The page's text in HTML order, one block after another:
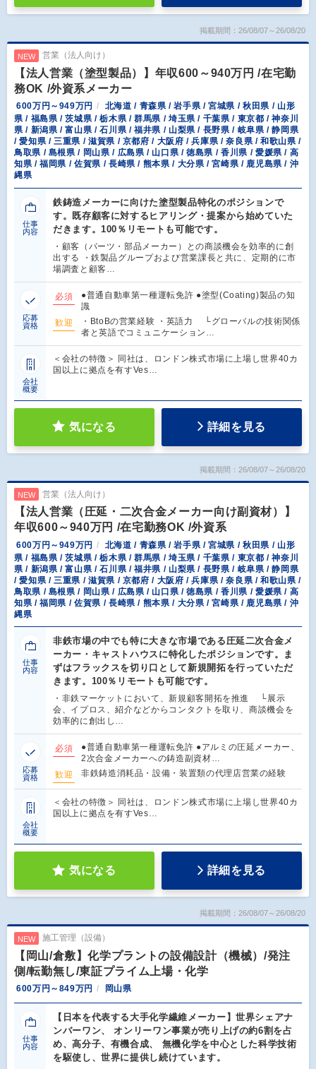
掲載期間：26/08/07～26/08/20
NEW 営業（法人向け）
【法人営業（塗型製品）】年収600～940万円 /在宅勤
務OK /外資系メーカー
600万円～949万円
北海道 / 青森県 / 岩手県 / 宮城県 / 秋田県 / 山形
県 / 福島県 / 茨城県 / 栃木県 / 群馬県 / 埼玉県 / 千葉県 / 東京都 / 神奈川
県 / 新潟県 / 富山県 / 石川県 / 福井県 / 山梨県 / 長野県 / 岐阜県 / 静岡県
/ 愛知県 / 三重県 / 滋賀県 / 京都府 / 大阪府 / 兵庫県 / 奈良県 / 和歌山県 /
鳥取県 / 島根県 / 岡山県 / 広島県 / 山口県 / 徳島県 / 香川県 / 愛媛県 / 高
知県 / 福岡県 / 佐賀県 / 長崎県 / 熊本県 / 大分県 / 宮崎県 / 鹿児島県 / 沖
縄県
仕事
内容
鉄鋳造メーカーに向けた塗型製品特化のポジションで
す。既存顧客に対するヒアリング・提案から始めていた
だきます。100％リモートも可能です。
・顧客（パーツ・部品メーカー）との商談機会を効率的に創
出する ・鉄製品グループおよび営業課長と共に、定期的に市
場調査と顧客…
応募
資格
必須
●普通自動車第一種運転免許 ●塗型(Coating)製品の知
識
歓迎
・BtoBの営業経験 ・英語力 └グローバルの技術関係
者と英語でコミュニケーション…
会社
概要
＜会社の特徴＞ 同社は、ロンドン株式市場に上場し世界40カ
国以上に拠点を有すVes…
気になる 詳細を見る
掲載期間：26/08/07～26/08/20
NEW 営業（法人向け）
【法人営業（圧延・二次合金メーカー向け副資材）】
年収600～940万円 /在宅勤務OK /外資系
600万円～949万円
北海道 / 青森県 / 岩手県 / 宮城県 / 秋田県 / 山形
県 / 福島県 / 茨城県 / 栃木県 / 群馬県 / 埼玉県 / 千葉県 / 東京都 / 神奈川
県 / 新潟県 / 富山県 / 石川県 / 福井県 / 山梨県 / 長野県 / 岐阜県 / 静岡県
/ 愛知県 / 三重県 / 滋賀県 / 京都府 / 大阪府 / 兵庫県 / 奈良県 / 和歌山県 /
鳥取県 / 島根県 / 岡山県 / 広島県 / 山口県 / 徳島県 / 香川県 / 愛媛県 / 高
知県 / 福岡県 / 佐賀県 / 長崎県 / 熊本県 / 大分県 / 宮崎県 / 鹿児島県 / 沖
縄県
仕事
内容
非鉄市場の中でも特に大きな市場である圧延二次合金メ
ーカー・キャストハウスに特化したポジションです。ま
ずはフラックスを切り口として新規開拓を行っていただ
きます。100％リモートも可能です。
・非鉄マーケットにおいて、新規顧客開拓を推進 └展示
会、イプロス、紹介などからコンタクトを取り、商談機会を
効率的に創出し…
応募
資格
必須
●普通自動車第一種運転免許 ●アルミの圧延メーカー、
2次合金メーカーへの鋳造副資材…
歓迎
非鉄鋳造消耗品・設備・装置類の代理店営業の経験
会社
概要
＜会社の特徴＞ 同社は、ロンドン株式市場に上場し世界40カ
国以上に拠点を有すVes…
気になる 詳細を見る
掲載期間：26/08/07～26/08/20
NEW 施工管理（設備）
【岡山/倉敷】化学プラントの設備設計（機械）/発注
側/転勤無し/東証プライム上場・化学
600万円～849万円 岡山県
仕事
内容
【日本を代表する大手化学繊維メーカー】世界シェアナ
ンバーワン、 オンリーワン事業が売り上げの約6割を占
め、高分子、有機合成、 無機化学を中心とした科学技術
を駆使し、世界に提供し続けています。